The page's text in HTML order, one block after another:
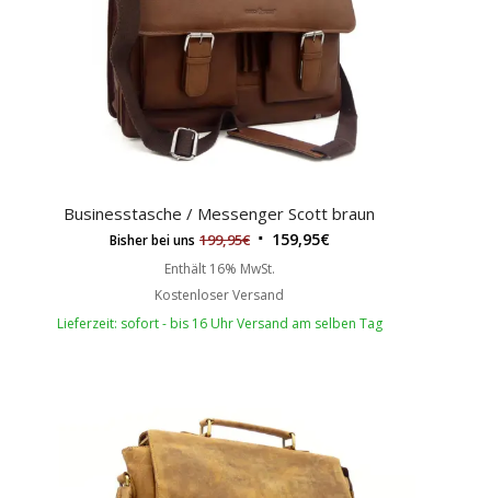
Businesstasche / Messenger Scott braun
Bisher bei uns 199,95€ 159,95€
Enthält 16% MwSt.
Kostenloser Versand
Lieferzeit: sofort - bis 16 Uhr Versand am selben Tag